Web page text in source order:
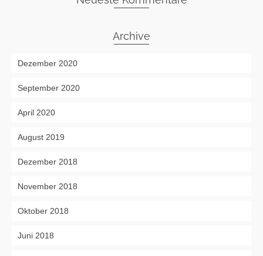
Archive
Dezember 2020
September 2020
April 2020
August 2019
Dezember 2018
November 2018
Oktober 2018
Juni 2018